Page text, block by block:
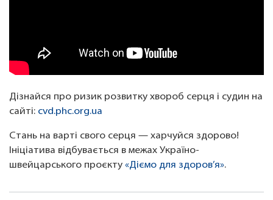
Дізнайся про ризик розвитку хвороб серця і судин на
сайті: cvd.phc.org.ua
Стань на варті свого серця — харчуйся здорово!
Ініціатива відбувається в межах Україно-
швейцарського проєкту «Діємо для здоров’я».